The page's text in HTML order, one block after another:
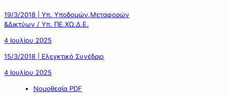
19/3/2018 | Υπ. Υποδομών,Μεταφορών
&Δικτύων / Υπ. ΠΕ.ΧΩ.Δ.Ε.
4 Ιουλίου 2025
15/3/2018 | Ελεγκτικό Συνέδριο
4 Ιουλίου 2025
Νομοθεσία PDF